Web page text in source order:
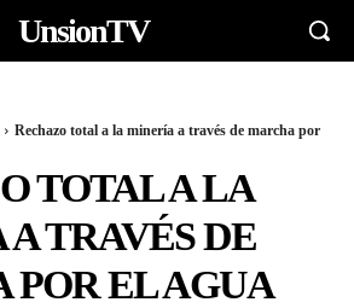
UnsionTV
Rechazo total a la minería a través de marcha por
TOTAL A LA
TRAVÉS DE
POR EL AGUA